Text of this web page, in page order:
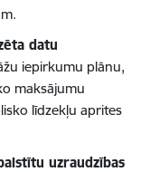
datu
iepirkumu plānu,
maksājumu
līdzekļu aprites
uzraudzības